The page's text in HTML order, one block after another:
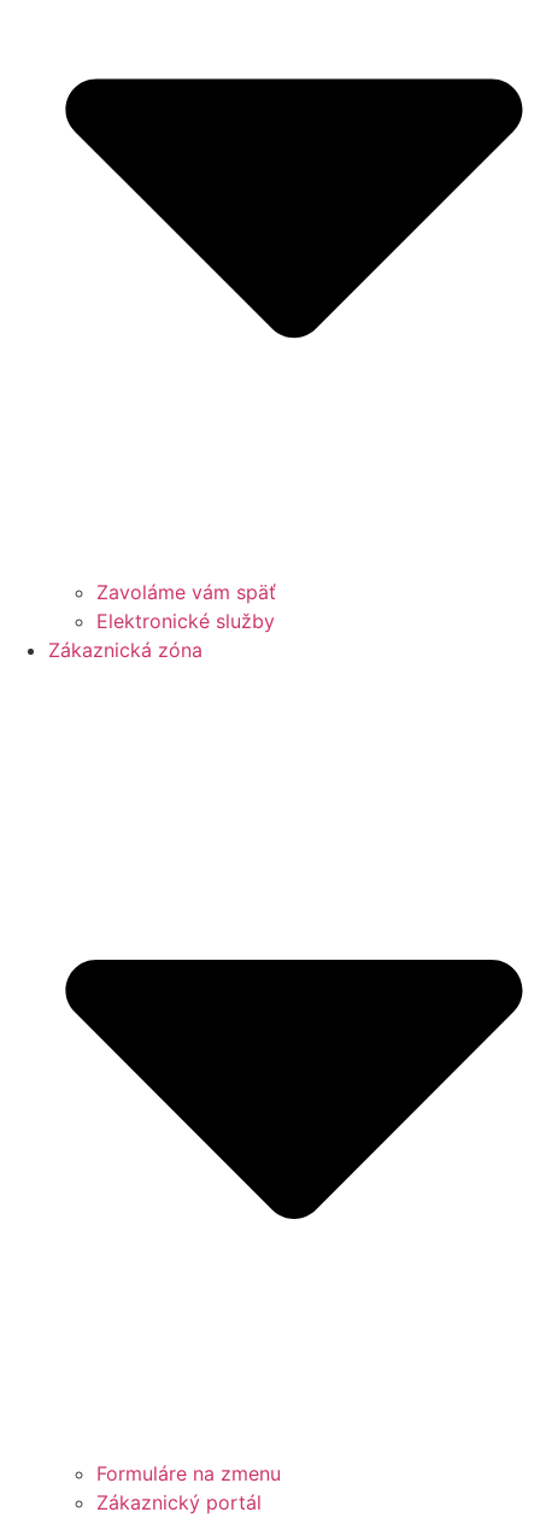
Zavoláme vám späť
Elektronické služby
Zákaznická zóna
Formuláre na zmenu
Zákaznický portál